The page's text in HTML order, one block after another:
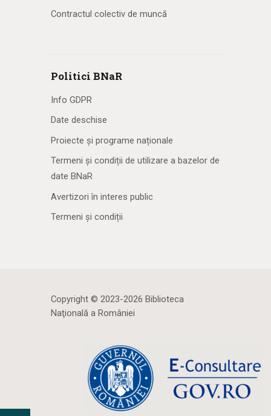
Contractul colectiv de muncă
Politici BNaR
Info GDPR
Date deschise
Proiecte și programe naționale
Termeni și condiții de utilizare a bazelor de
date BNaR
Avertizori în interes public
Termeni și condiții
Copyright © 2023-2026 Biblioteca
Naţională a României